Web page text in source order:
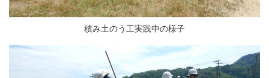
積み土のう工実践中の様子